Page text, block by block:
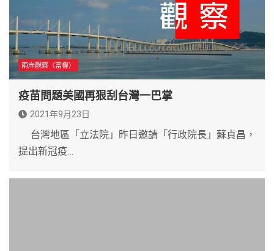
兩岸觀察（富權）
疫苗問題美國再狠刮台灣一巴掌
2021年9月23日
台灣地區「立法院」昨日邀請「行政院長」蘇貞昌，
提出新冠疫…